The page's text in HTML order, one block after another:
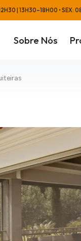
| 13H30–18H00 • SEX:
Sobre Nós